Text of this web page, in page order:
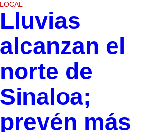
LOCAL
Lluvias
alcanzan el
norte de
Sinaloa;
prevén más